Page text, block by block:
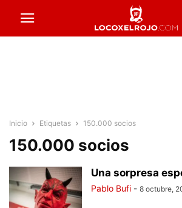
Inicio Etiquetas 150.000 socios
150.000 socios
Una sorpresa
Pablo Bufi - 8 octubre,